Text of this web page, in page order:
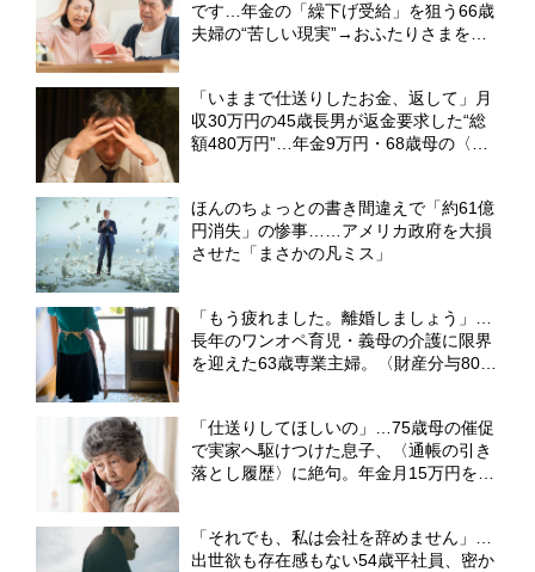
です…年金の「繰下げ受給」を狙う66歳
夫婦の“苦しい現実”→おふたりさまを救
「いままで仕送りしたお金、返して」月
収30万円の45歳長男が返金要求した“総
額480万円”…年金9万円・68歳母の〈言
ほんのちょっとの書き間違えで「約61億
円消失」の惨事……アメリカ政府を大損
させた「まさかの凡ミス」
「もう疲れました。離婚しましょう」…
長年のワンオペ育児・義母の介護に限界
を迎えた63歳専業主婦。〈財産分与800
「仕送りしてほしいの」…75歳母の催促
で実家へ駆けつけた息子、〈通帳の引き
落とし履歴〉に絶句。年金月15万円を食
「それでも、私は会社を辞めません」…
出世欲も存在感もない54歳平社員、密か